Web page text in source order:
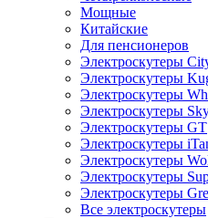
Мощные
Китайские
Для пенсионеров
Электроскутеры
Электроскутеры
Электроскутеры
Электроскутеры
Электроскутеры GT
Электроскутеры
Электроскутеры
Электроскутеры
Электроскутеры
Все электроскутеры